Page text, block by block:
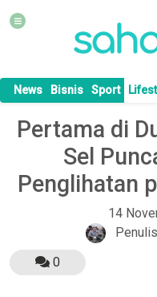
News Bisnis Sport
Pertama di
Sel
Penglihatan
14
0